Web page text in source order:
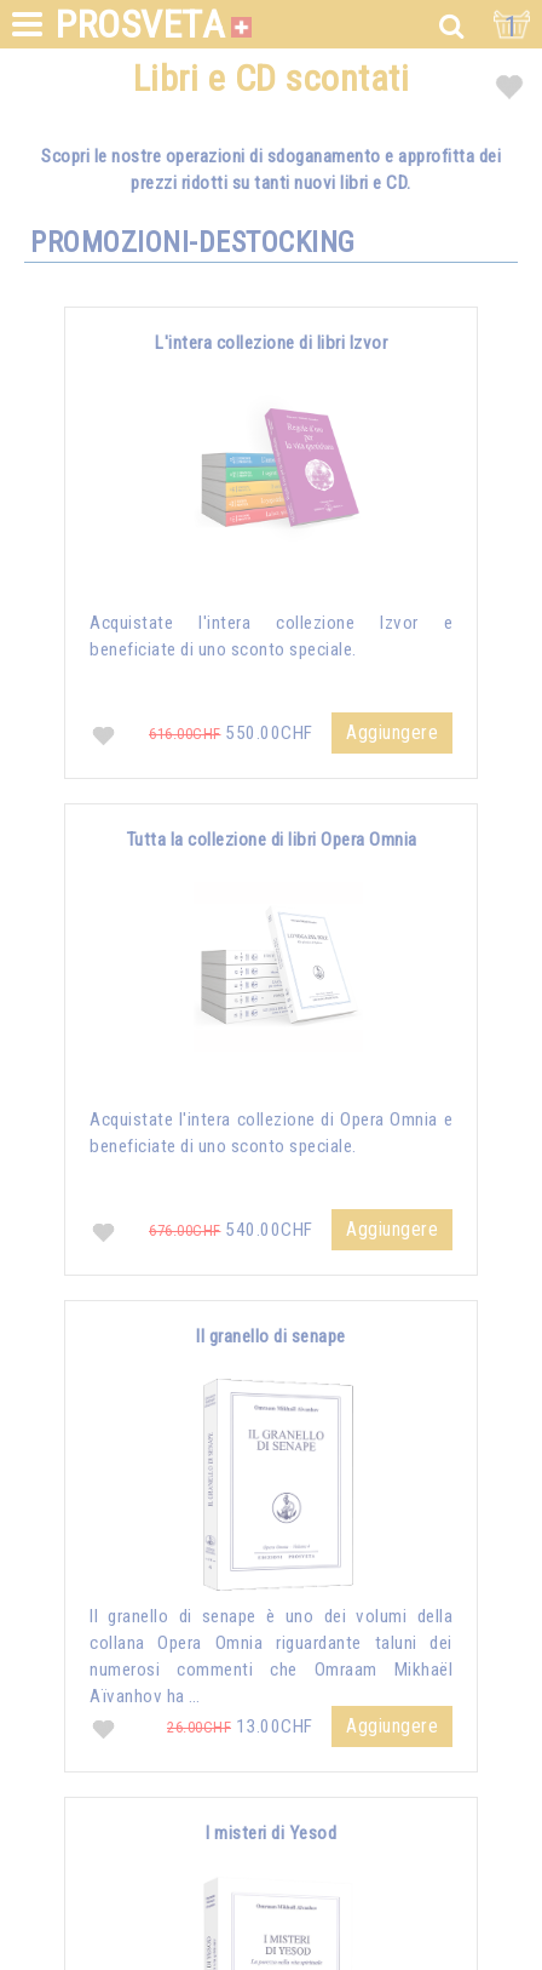
PROSVETA 1
Libri e CD scontati
Scopri le nostre operazioni di sdoganamento e approfitta dei
prezzi ridotti su tanti nuovi libri e CD.
PROMOZIONI-DESTOCKING
L'intera collezione di libri Izvor
Acquistate l'intera collezione Izvor e
beneficiate di uno sconto speciale.
616.00CHF550.00CHF Aggiungere
Tutta la collezione di libri Opera Omnia
Acquistate l'intera collezione di Opera Omnia e
beneficiate di uno sconto speciale.
676.00CHF540.00CHF Aggiungere
Il granello di senape
Il granello di senape è uno dei volumi della
collana Opera Omnia riguardante taluni dei
numerosi commenti che Omraam Mikhaël
Aïvanhov ha …
26.00CHF 13.00CHF Aggiungere
I misteri di Yesod